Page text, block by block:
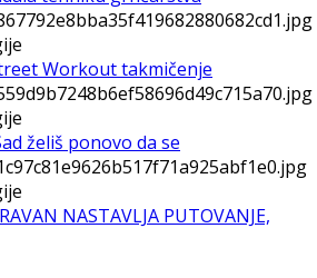
Workout takmičenje
želiš ponovo da se
NASTAVLJA PUTOVANJE,